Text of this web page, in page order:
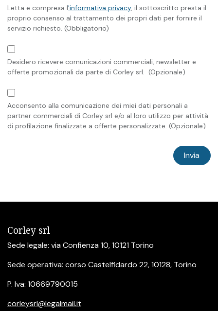
Letta e compresa l'informativa privacy, il sottoscritto presta il
proprio consenso al trattamento dei propri dati per fornire il
servizio richiesto. (Obbligatorio)
Desidero ricevere comunicazioni commerciali, newsletter e
offerte promozionali da parte di Corley srl. (Opzionale)
Acconsento alla comunicazione dei miei dati personali a
partner commerciali di Corley srl e/o al loro utilizzo per attività
di profilazione finalizzate a offerte personalizzate. (Opzionale)
Invia
Corley srl
Sede legale: via Confienza 10, 10121 Torino
Sede operativa: corso Castelfidardo 22, 10128, Torino
P. Iva: 10669790015
corleysrl@legalmail.it